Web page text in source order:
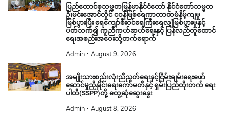
ပြည်ထောင်စုသမ္မတမြန်မာနိုင်ငံတော် နိုင်ငံတော်သမ္မတ
ဦးမင်းအောင်လှိုင် ငဝန်မြစ်ရေကာတာတမံနိမ့်ကျမှု
ဖြစ်ပွားပြီး ရေကျော်စီးဝင်ရေကြီးရေလျှံဖြစ်ပွားမှုနှင့်
ပတ်သက်၍ ကူညီကယ်ဆယ်ရေးနှင့် ပြန်လည်ထူထောင်
ရေးအစည်းအဝေးသို့တက်ရောက်
Admin August 9, 2026
အမျိုးသားစည်းလုံးညီညွတ်ရေးနှင့်ငြိမ်းချမ်းရေးဖော်
ဆောင်မှုညှိနှိုင်းရေးကော်မတီနှင့် ရှမ်းပြည်တိုးတက် ရေး
ပါတီ(SSPP)တို့ တွေ့ဆုံဆွေးနွေး
Admin August 8, 2026